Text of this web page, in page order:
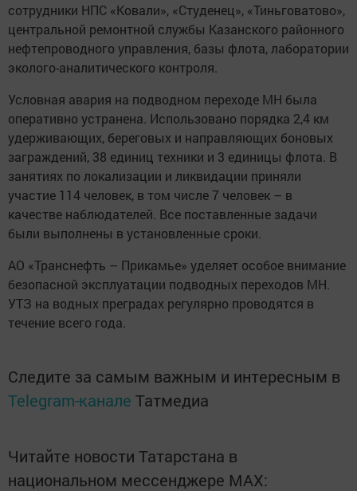
сотрудники НПС «Ковали», «Студенец», «Тиньговатово»,
центральной ремонтной службы Казанского районного
нефтепроводного управления, базы флота, лаборатории
эколого-аналитического контроля.
Условная авария на подводном переходе МН была
оперативно устранена. Использовано порядка 2,4 км
удерживающих, береговых и направляющих боновых
заграждений, 38 единиц техники и 3 единицы флота. В
занятиях по локализации и ликвидации приняли
участие 114 человек, в том числе 7 человек – в
качестве наблюдателей. Все поставленные задачи
были выполнены в установленные сроки.
АО «Транснефть – Прикамье» уделяет особое внимание
безопасной эксплуатации подводных переходов МН.
УТЗ на водных преградах регулярно проводятся в
течение всего года.
Следите за самым важным и интересным в
Telegram-канале Татмедиа
Читайте новости Татарстана в
национальном мессенджере MАХ: